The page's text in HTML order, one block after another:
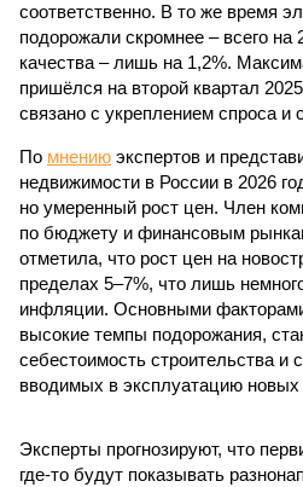
соответственно. В то же время
подорожали скромнее – всего на
качества – лишь на 1,2%.
пришёлся на второй квартал
связано с укреплением спроса
По мнению экспертов и
недвижимости в России в 2026
но умеренный рост цен. Член
по бюджету и финансовым
отметила, что рост цен на
пределах 5–7%, что лишь
инфляции. Основными
высокие темпы подорожания,
себестоимость строительства и
вводимых в эксплуатацию новых
Эксперты прогнозируют, что
где-то будут показывать